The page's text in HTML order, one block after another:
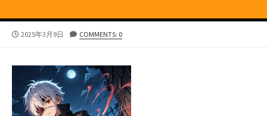
公
2025年3月9日 COMMENTS: 0